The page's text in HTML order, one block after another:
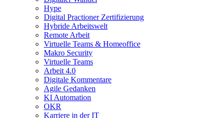
Hype
Digital Practioner Zertifizierung
Hybride Arbeitswelt
Remote Arbeit
Virtuelle Teams & Homeoffice
Makro Security
Virtuelle Teams
Arbeit 4.0
Digitale Kommentare
Agile Gedanken
KI Automation
OKR
Karriere in der IT